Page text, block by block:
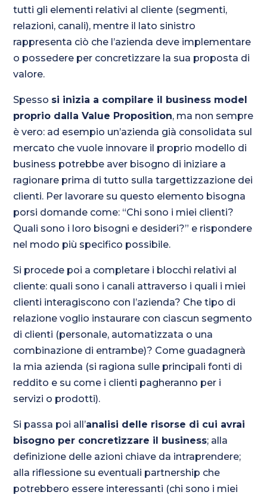
tutti gli elementi relativi al cliente (segmenti,
relazioni, canali), mentre il lato sinistro
rappresenta ciò che l’azienda deve implementare
o possedere per concretizzare la sua proposta di
valore.
Spesso si inizia a compilare il business model
proprio dalla Value Proposition, ma non sempre
è vero: ad esempio un’azienda già consolidata sul
mercato che vuole innovare il proprio modello di
business potrebbe aver bisogno di iniziare a
ragionare prima di tutto sulla targettizzazione dei
clienti. Per lavorare su questo elemento bisogna
porsi domande come: “Chi sono i miei clienti?
Quali sono i loro bisogni e desideri?” e rispondere
nel modo più specifico possibile.
Si procede poi a completare i blocchi relativi al
cliente: quali sono i canali attraverso i quali i miei
clienti interagiscono con l’azienda? Che tipo di
relazione voglio instaurare con ciascun segmento
di clienti (personale, automatizzata o una
combinazione di entrambe)? Come guadagnerà
la mia azienda (si ragiona sulle principali fonti di
reddito e su come i clienti pagheranno per i
servizi o prodotti).
Si passa poi all’analisi delle risorse di cui avrai
bisogno per concretizzare il business; alla
definizione delle azioni chiave da intraprendere;
alla riflessione su eventuali partnership che
potrebbero essere interessanti (chi sono i miei